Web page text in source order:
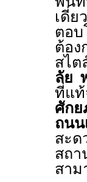
เดี่
ตอ
ต้อง
สไต
ลัย
ที่แท้
ศัก
ถน
สะด
สถ
สาม